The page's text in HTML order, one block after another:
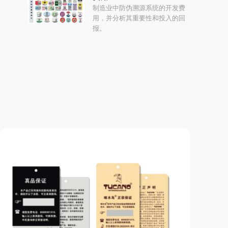
制造业中防伪溯源系统的开发费
用，并分析其重要性和投入的回
报。